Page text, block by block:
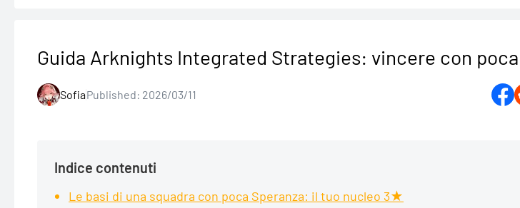
Guida Arknights Integrated Strategies: vincere con
SofiaPublished: 2026/03/11
Indice contenuti
Le basi di una squadra con poca Speranza: il tuo nucleo 3★